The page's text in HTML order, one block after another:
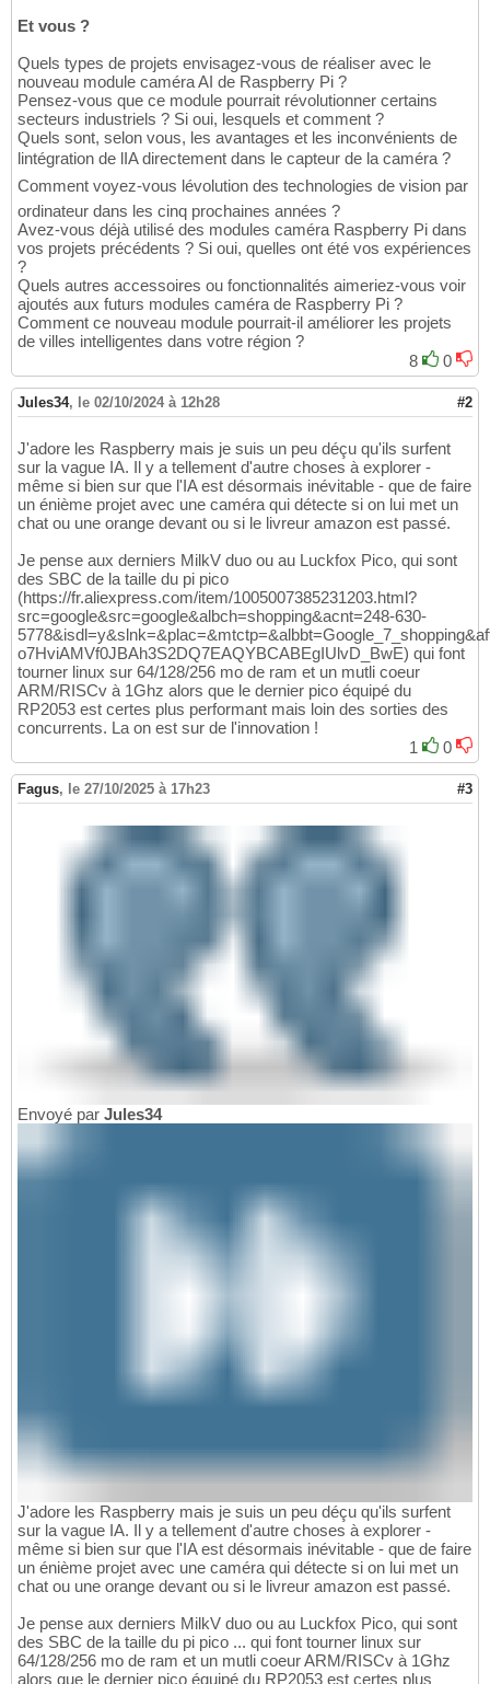
Et vous ?
Quels types de projets envisagez-vous de réaliser avec le
nouveau module caméra AI de Raspberry Pi ?
Pensez-vous que ce module pourrait révolutionner certains
secteurs industriels ? Si oui, lesquels et comment ?
Quels sont, selon vous, les avantages et les inconvénients de
lintégration de lIA directement dans le capteur de la caméra ?
Comment voyez-vous lévolution des technologies de vision par
ordinateur dans les cinq prochaines années ?
Avez-vous déjà utilisé des modules caméra Raspberry Pi dans
vos projets précédents ? Si oui, quelles ont été vos expériences
?
Quels autres accessoires ou fonctionnalités aimeriez-vous voir
ajoutés aux futurs modules caméra de Raspberry Pi ?
Comment ce nouveau module pourrait-il améliorer les projets
de villes intelligentes dans votre région ?
8
0
Jules34, le 02/10/2024 à 12h28 #2
J'adore les Raspberry mais je suis un peu déçu qu'ils surfent
sur la vague IA. Il y a tellement d'autre choses à explorer -
même si bien sur que l'IA est désormais inévitable - que de faire
un énième projet avec une caméra qui détecte si on lui met un
chat ou une orange devant ou si le livreur amazon est passé.
Je pense aux derniers MilkV duo ou au Luckfox Pico, qui sont
des SBC de la taille du pi pico
(https://fr.aliexpress.com/item/1005007385231203.html?
src=google&src=google&albch=shopping&acnt=248-630-
o7HviAMVf0JBAh3S2DQ7EAQYBCABEgIUlvD_BwE) qui font
tourner linux sur 64/128/256 mo de ram et un mutli coeur
ARM/RISCv à 1Ghz alors que le dernier pico équipé du
RP2053 est certes plus performant mais loin des sorties des
concurrents. La on est sur de l'innovation !
1
0
Fagus, le 27/10/2025 à 17h23 #3
Envoyé par Jules34
J'adore les Raspberry mais je suis un peu déçu qu'ils surfent
sur la vague IA. Il y a tellement d'autre choses à explorer -
même si bien sur que l'IA est désormais inévitable - que de faire
un énième projet avec une caméra qui détecte si on lui met un
chat ou une orange devant ou si le livreur amazon est passé.
Je pense aux derniers MilkV duo ou au Luckfox Pico, qui sont
des SBC de la taille du pi pico ... qui font tourner linux sur
64/128/256 mo de ram et un mutli coeur ARM/RISCv à 1Ghz
alors que le dernier pico équipé du RP2053 est certes plus